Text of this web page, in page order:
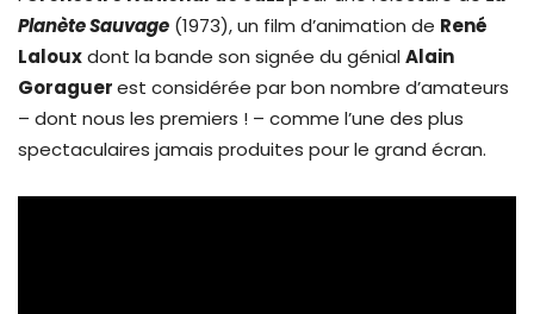
Planète Sauvage (1973), un film d’animation de René
Lalouxdont la bande son signée du génialAlain
Goraguerest considérée par bon nombre d’amateurs
– dont nous les premiers ! – comme l’une des plus
spectaculaires jamais produites pour le grand écran.